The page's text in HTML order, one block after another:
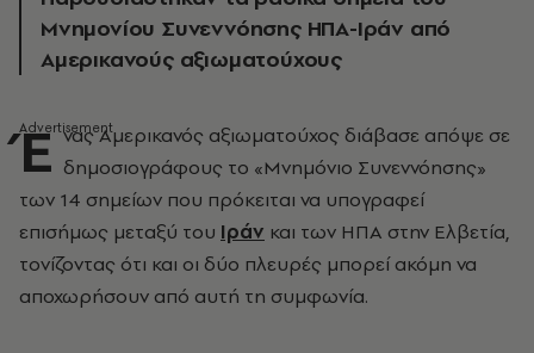
Μνημονίου Συνεννόησης ΗΠΑ-Ιράν από
Αμερικανούς αξιωματούχους
Έ νας Αμερικανός αξιωματούχος διάβασε απόψε σε
δημοσιογράφους το «Μνημόνιο Συνεννόησης»
των 14 σημείων που πρόκειται να υπογραφεί
επισήμως μεταξύ του Ιράν και των ΗΠΑ στην Ελβετία,
τονίζοντας ότι και οι δύο πλευρές μπορεί ακόμη να
αποχωρήσουν από αυτή τη συμφωνία.